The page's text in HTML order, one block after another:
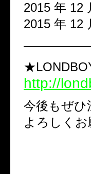
2015 年 12
2015 年 12
http://
今後もぜひ
よろしくお